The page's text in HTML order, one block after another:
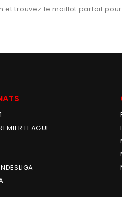
et trouvez le maillot parfait
LEAGUE